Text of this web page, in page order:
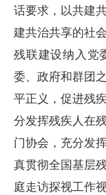
话要求，以共建
建共治共享的社
残联建设纳入党
委、政府和群团
平正义，促进残
分发挥残疾人在
门协会，充分发
真贯彻全国基层
庭走访探视工作